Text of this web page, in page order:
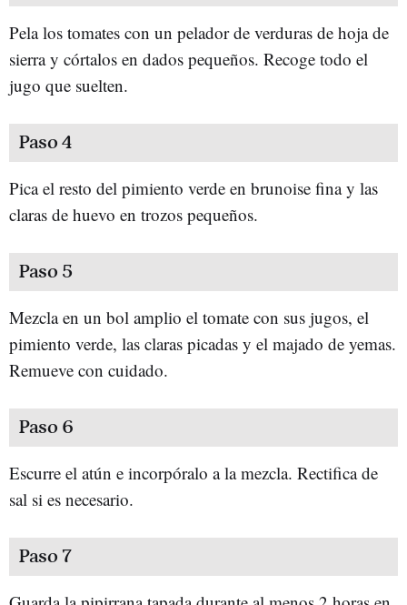
Pela los tomates con un pelador de verduras de hoja de
sierra y córtalos en dados pequeños. Recoge todo el
jugo que suelten.
Paso 4
Pica el resto del pimiento verde en brunoise fina y las
claras de huevo en trozos pequeños.
Paso 5
Mezcla en un bol amplio el tomate con sus jugos, el
pimiento verde, las claras picadas y el majado de yemas.
Remueve con cuidado.
Paso 6
Escurre el atún e incorpóralo a la mezcla. Rectifica de
sal si es necesario.
Paso 7